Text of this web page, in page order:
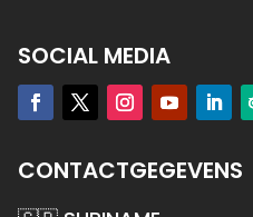
SOCIAL MEDIA
CONTACTGEGEVENS